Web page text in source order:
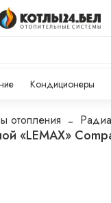
Кондиционеры
отопления
«LEMAX»